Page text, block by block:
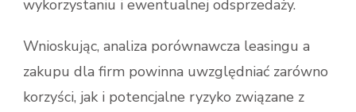
wykorzystaniu i ewentualnej odsprzedaży.
Wnioskując, analiza porównawcza leasingu a
zakupu dla firm powinna uwzględniać zarówno
korzyści, jak i potencjalne ryzyko związane z